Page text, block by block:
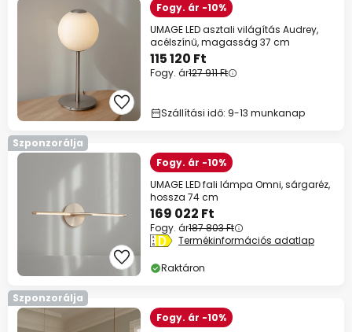
Fogy. ár -10%
UMAGE LED asztali világítás Audrey,
acélszínű, magasság 37 cm
115 120 Ft
Fogy. ár127 911 Ft
Szállítási idő: 9-13 munkanap
Szponzorálja
Fogy. ár -10%
UMAGE LED fali lámpa Omni, sárgaréz,
hossza 74 cm
169 022 Ft
Fogy. ár187 803 Ft
Termékinformációs adatlap
Raktáron
Szponzorálja
Fogy. ár -10%